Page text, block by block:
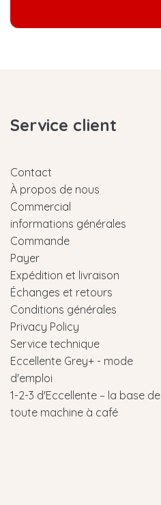
Service client
Contact
À propos de nous
Commercial
informations générales
Commande
Payer
Expédition et livraison
Échanges et retours
Conditions générales
Privacy Policy
Service technique
Eccellente Grey+ - mode
d'emploi
1-2-3 d'Eccellente – la base de
toute machine à café